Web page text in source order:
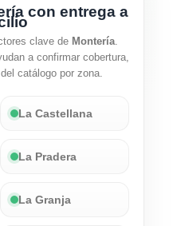
con entrega a
clave de Montería.
a confirmar cobertura,
catálogo por zona.
La Castellana
La Pradera
La Granja